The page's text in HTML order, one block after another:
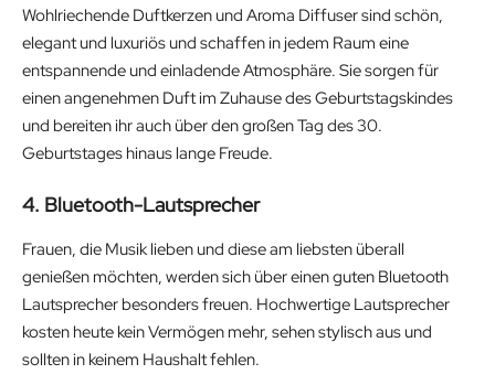
a
l
p
r
i
c
w
s
:
3
6
.
t
p
r
i
c
e
s
2
9
.
5
9
r
i
g
i
n
a
p
u
r
r
e
n
t
r
:
Wohlriechende Duftkerzen und Aroma Diffuser sind schön,
elegant und luxuriös und schaffen in jedem Raum eine
entspannende und einladende Atmosphäre. Sie sorgen für
einen angenehmen Duft im Zuhause des Geburtstagskindes
und bereiten ihr auch über den großen Tag des 30.
Geburtstages hinaus lange Freude.
4. Bluetooth-Lautsprecher
Frauen, die Musik lieben und diese am liebsten überall
genießen möchten, werden sich über einen guten Bluetooth
Lautsprecher besonders freuen. Hochwertige Lautsprecher
kosten heute kein Vermögen mehr, sehen stylisch aus und
sollten in keinem Haushalt fehlen.